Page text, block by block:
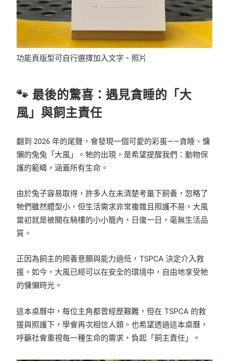
功能頁版型可自行選擇加入文字、照片
🐾 最後的驚喜：遇見貪睡的「大
風」與飼主責任
翻到 2026 年的尾聲，會發現一個可愛的彩蛋——貪睡、慵
懶的兔兔「大風」。牠的出現，是希望提醒我們：動物保
護的範疇，涵蓋所有生命。
由於兔子容易取得，許多人在未清楚考量下飼養，忽略了
牠們雖然體型小，但生活需求非常複雜且照護不易。大風
當初就是被關在騎樓的小小籠內，日復一日，毫無生活品
質。
正因為飼主的照養意願與能力過低，TSPCA 決定介入救
援。如今，大風已經可以在安全的環境中，自由地享受牠
的慵懶時光。
這本桌曆中，每位主角都曾經歷艱難，但在 TSPCA 的救
援與照護下，學會再次相信人類。也希望透過這本桌曆，
呼籲社會重視每一種生命的需求，負起「飼主責任」。